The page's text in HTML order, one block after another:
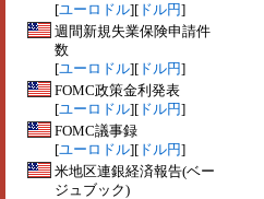
[ユーロドル][ ドル円]
週間新規失業保険申請件
数
[ユーロドル][ ドル円]
FOMC政策金利発表
[ユーロドル][ ドル円]
FOMC議事録
[ユーロドル][ ドル円]
米地区連銀経済報告(ベー
ジュブック)